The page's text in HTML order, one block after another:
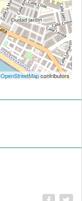
OpenStreetMapcontributors